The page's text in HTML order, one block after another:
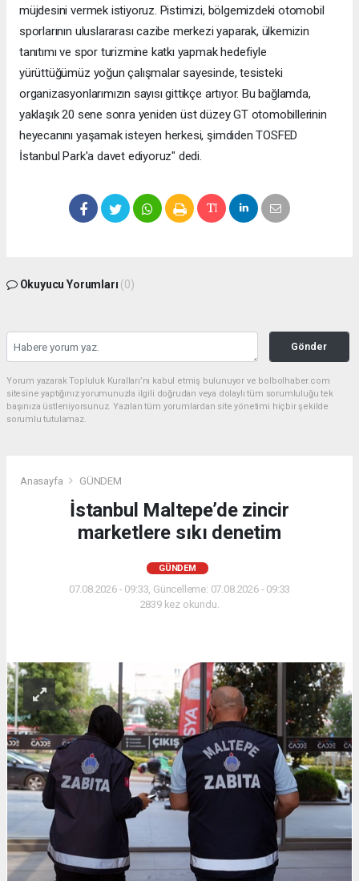
müjdesini vermek istiyoruz. Pistimizi, bölgemizdeki otomobil
sporlarının uluslararası cazibe merkezi yaparak, ülkemizin
tanıtımı ve spor turizmine katkı yapmak hedefiyle
yürüttüğümüz yoğun çalışmalar sayesinde, tesisteki
organizasyonlarımızın sayısı gittikçe artıyor. Bu bağlamda,
yaklaşık 20 sene sonra yeniden üst düzey GT otomobillerinin
heyecanını yaşamak isteyen herkesi, şimdiden TOSFED
İstanbul Park'a davet ediyoruz" dedi.
Okuyucu Yorumları (0)
Gönder
Yorum yazarak Topluluk Kuralları’nı kabul etmiş bulunuyor ve bolbolhaber.com
sitesine yaptığınız yorumunuzla ilgili doğrudan veya dolaylı tüm sorumluluğu tek
başınıza üstleniyorsunuz. Yazılan tüm yorumlardan site yönetimi hiçbir şekilde
sorumlu tutulamaz.
Anasayfa GÜNDEM
İstanbul Maltepe’de zincir
marketlere sıkı denetim
GÜNDEM
07.08.2026 - 09:33, Güncelleme: 07.08.2026 - 09:33
2839 kez okundu.